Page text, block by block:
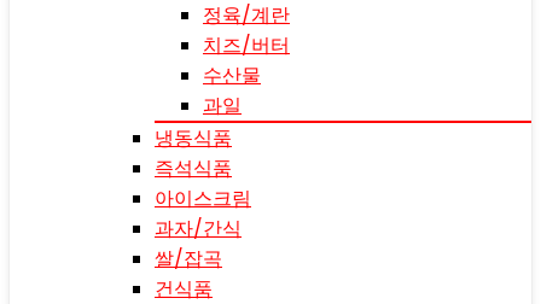
정육/계란
치즈/버터
수산물
과일
냉동식품
즉석식품
아이스크림
과자/간식
쌀/잡곡
건식품